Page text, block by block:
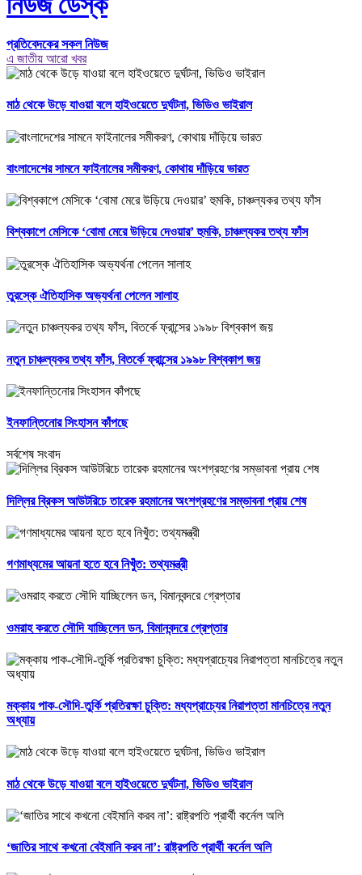
প্রতিবেদকের সকল নিউজ
এ জাতীয় আরো খবর
মাঠ থেকে উড়ে যাওয়া বলে হাইওয়েতে দুর্ঘটনা, ভিডিও ভাইরাল
বাংলাদেশের সামনে ফাইনালের সমীকরণ, কোথায় দাঁড়িয়ে ভারত
বিশ্বকাপে মেসিকে ‘বোমা মেরে উড়িয়ে দেওয়ার’ হুমকি, চাঞ্চল্যকর তথ্য ফাঁস
তুরস্কে ঐতিহাসিক অভ্যর্থনা পেলেন সালাহ
নতুন চাঞ্চল্যকর তথ্য ফাঁস, বিতর্কে ফ্রান্সের ১৯৯৮ বিশ্বকাপ জয়
ইনফান্তিনোর সিংহাসন কাঁপছে
সর্বশেষ সংবাদ
দিল্লির ব্রিকস আউটরিচে তারেক রহমানের অংশগ্রহণের সম্ভাবনা প্রায় শেষ
গণমাধ্যমের আয়না হতে হবে নিখুঁত: তথ্যমন্ত্রী
ওমরাহ করতে সৌদি যাচ্ছিলেন ডন, বিমানবন্দরে গ্রেপ্তার
মক্কায় পাক-সৌদি-তুর্কি প্রতিরক্ষা চুক্তি: মধ্যপ্রাচ্যের নিরাপত্তা মানচিত্রে নতুন
অধ্যায়
মাঠ থেকে উড়ে যাওয়া বলে হাইওয়েতে দুর্ঘটনা, ভিডিও ভাইরাল
‘জাতির সাথে কখনো বেইমানি করব না’: রাষ্ট্রপতি প্রার্থী কর্নেল অলি